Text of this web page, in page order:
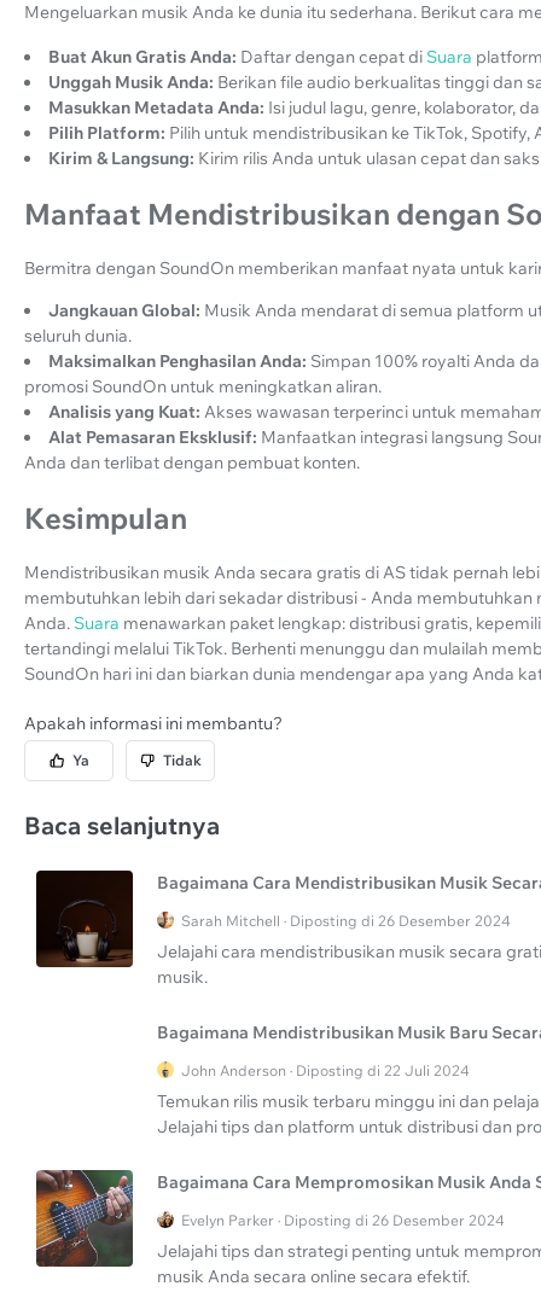
Mengeluarkan musik Anda ke dunia itu sederhana. Berikut cara
Buat Akun Gratis Anda: Daftar dengan cepat di Suara
Unggah Musik Anda: Berikan file audio berkualitas tinggi dan
Masukkan Metadata Anda: Isi judul lagu, genre, kolaborator,
Pilih Platform: Pilih untuk mendistribusikan ke TikTok,
Kirim & Langsung: Kirim rilis Anda untuk ulasan cepat dan
Manfaat Mendistribusikan dengan
Bermitra dengan SoundOn memberikan manfaat nyata untuk
Jangkauan Global: Musik Anda mendarat di semua platform
seluruh dunia.
Maksimalkan Penghasilan Anda: Simpan 100% royalti Anda
promosi SoundOn untuk meningkatkan aliran.
Analisis yang Kuat: Akses wawasan terperinci untuk
Alat Pemasaran Eksklusif: Manfaatkan integrasi langsung
Anda dan terlibat dengan pembuat konten.
Kesimpulan
Mendistribusikan musik Anda secara gratis di AS tidak pernah
membutuhkan lebih dari sekadar distribusi - Anda
Anda. Suara menawarkan paket lengkap: distribusi gratis,
tertandingi melalui TikTok. Berhenti menunggu dan mulailah
SoundOn hari ini dan biarkan dunia mendengar apa yang Anda
Apakah informasi ini membantu?
Ya Tidak
Baca selanjutnya
Bagaimana Cara Mendistribusikan Musik
Sarah Mitchell · Diposting di 26 Desember 2024
Jelajahi cara mendistribusikan musik secara
musik.
Bagaimana Mendistribusikan Musik Baru
John Anderson · Diposting di 22 Juli 2024
Temukan rilis musik terbaru minggu ini dan
Jelajahi tips dan platform untuk distribusi dan
Bagaimana Cara Mempromosikan Musik Anda
Evelyn Parker · Diposting di 26 Desember 2024
Jelajahi tips dan strategi penting untuk
musik Anda secara online secara efektif.